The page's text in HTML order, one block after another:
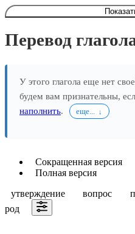
Перевод
У этого глагола еще нет
будем вам признательны,
наполнить. еще...
Сокращенная версия
Полная версия
утверждение
вопрос
род